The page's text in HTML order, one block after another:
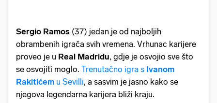
Sergio Ramos (37) jedan je od najboljih
obrambenih igrača svih vremena. Vrhunac karijere
proveo je u Real Madridu, gdje je osvojio sve što
se osvojiti moglo. Trenutačno igra s Ivanom
Rakitićem u Sevilli, a sasvim je jasno kako se
njegova legendarna karijera bliži kraju.